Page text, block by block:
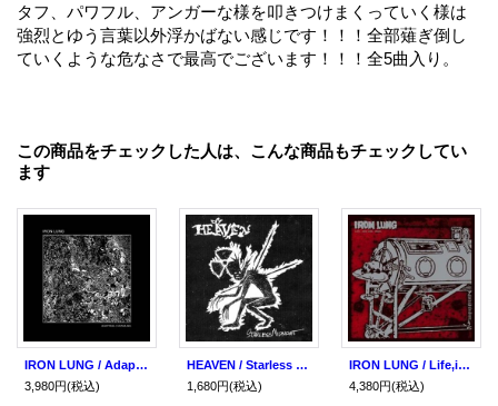
タフ、パワフル、アンガーな様を叩きつけまくっていく様は
強烈とゆう言葉以外浮かばない感じです！！！全部薙ぎ倒し
ていくような危なさで最高でございます！！！全5曲入り。
この商品をチェックした人は、こんな商品もチェックしてい
ます
IRON LUNG / Adapting // crawling (cd)(Lp)(tape) Iron lung
3,980円(税込)
HEAVEN / Starless midnight (7ep) Iron lung
1,680円(税込)
IRON LUNG / Life,iron lung,death (Lp) Iron lung
4,380円(税込)